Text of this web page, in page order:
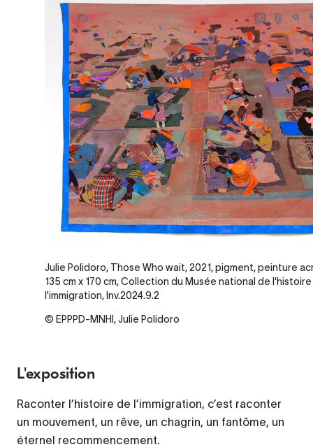
Julie Polidoro, Those Who wait, 2021, pigment, peinture
135 cm x 170 cm, Collection du Musée national de
l'immigration, Inv.2024.9.2
© EPPPD-MNHI, Julie Polidoro
L'exposition
Raconter l’histoire de l’immigration, c’est raconter
un mouvement, un rêve, un chagrin, un fantôme, un
éternel recommencement.